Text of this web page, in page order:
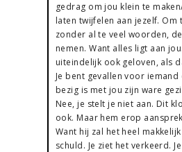
gedrag om jou klein te
laten twijfelen aan jezelf.
zonder al te veel woorden,
nemen. Want alles ligt aan
uiteindelijk ook geloven, als
Je bent gevallen voor
bezig is met jou zijn ware
Nee, je stelt je niet aan. Dit
ook. Maar hem erop
Want hij zal het heel
schuld. Je ziet het verkeerd.